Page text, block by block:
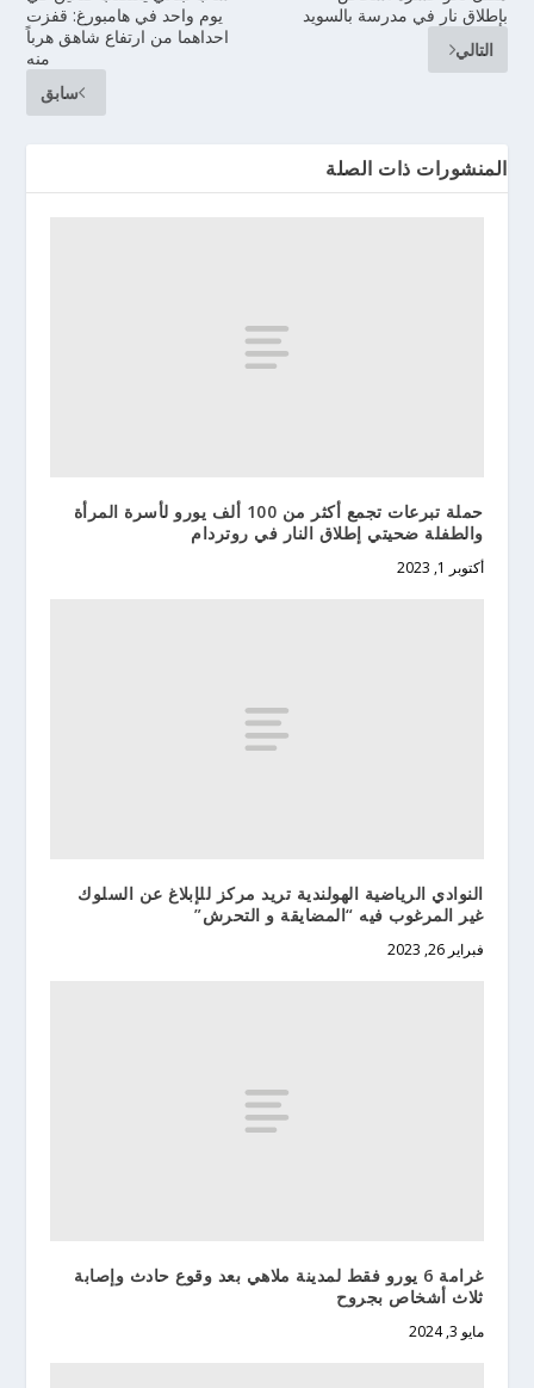
يوم واحد في هامبورغ: قفزت
احداهما من ارتفاع شاهق هرباً
منه
سابق
بإطلاق نار في مدرسة بالسويد
التالي
المنشورات ذات الصلة
حملة تبرعات تجمع أكثر من 100 ألف يورو لأسرة المرأة
والطفلة ضحيتي إطلاق النار في روتردام
أكتوبر 1, 2023
النوادي الرياضية الهولندية تريد مركز للإبلاغ عن السلوك
غير المرغوب فيه “المضايقة و التحرش”
فبراير 26, 2023
غرامة 6 يورو فقط لمدينة ملاهي بعد وقوع حادث وإصابة
ثلاث أشخاص بجروح
مايو 3, 2024